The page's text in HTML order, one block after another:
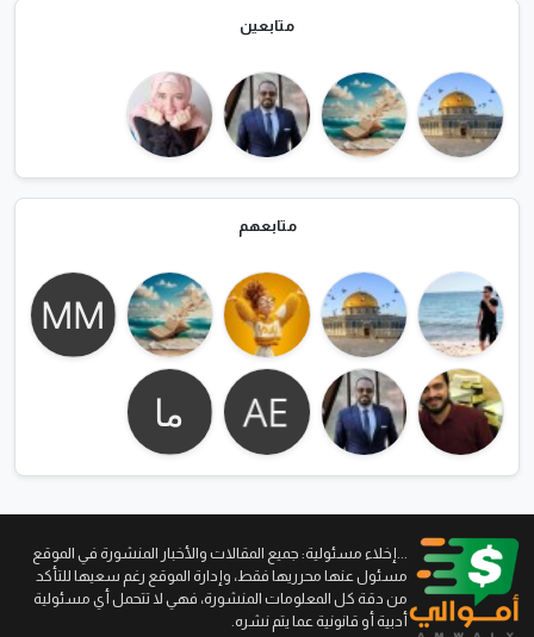
متابعين
متابعهم
...إخلاء مسئولية: جميع المقالات والأخبار المنشورة في الموقع
مسئول عنها محرريها فقط، وإدارة الموقع رغم سعيها للتأكد
من دقة كل المعلومات المنشورة، فهي لا تتحمل أي مسئولية
أدبية أو قانونية عما يتم نشره.